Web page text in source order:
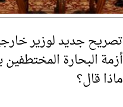
تصريح جديد لوزير
أزمة البحارة
ماذا قال؟